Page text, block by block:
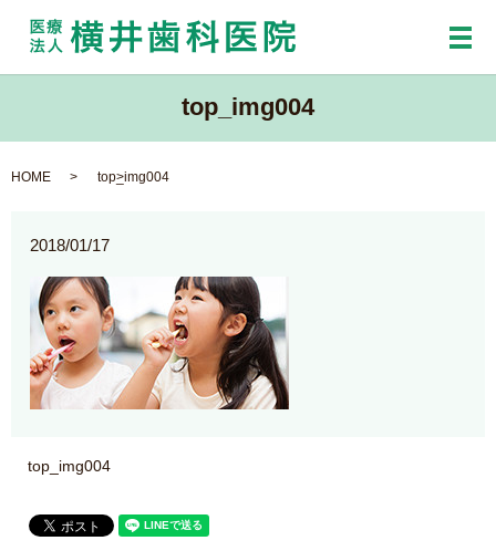
メ
top_img004
HOME top_img004
2018/01/17
top_img004